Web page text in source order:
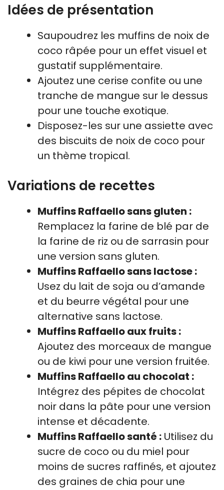
Idées de présentation
Saupoudrez les muffins de noix de
coco râpée pour un effet visuel et
gustatif supplémentaire.
Ajoutez une cerise confite ou une
tranche de mangue sur le dessus
pour une touche exotique.
Disposez-les sur une assiette avec
des biscuits de noix de coco pour
un thème tropical.
Variations de recettes
Muffins Raffaello sans gluten :
Remplacez la farine de blé par de
la farine de riz ou de sarrasin pour
une version sans gluten.
Muffins Raffaello sans lactose :
Usez du lait de soja ou d’amande
et du beurre végétal pour une
alternative sans lactose.
Muffins Raffaello aux fruits :
Ajoutez des morceaux de mangue
ou de kiwi pour une version fruitée.
Muffins Raffaello au chocolat :
Intégrez des pépites de chocolat
noir dans la pâte pour une version
intense et décadente.
Muffins Raffaello santé : Utilisez du
sucre de coco ou du miel pour
moins de sucres raffinés, et ajoutez
des graines de chia pour une